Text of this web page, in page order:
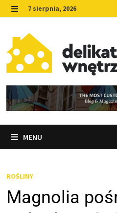
Skip
to
content
MENU
7 sierpnia, 2026
MENU
ROŚLINY
Magnolia